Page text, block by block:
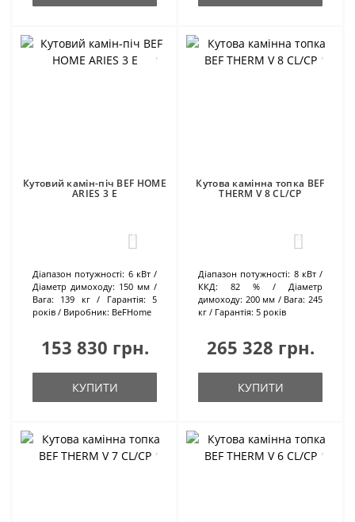
Кутовий камін-піч BEF HOME
ARIES 3 E
0
Діапазон потужності: 6 кВт
Діаметр димоходу: 150 мм
Вага:
139 кг Гарантія:
5
років
Виробник: BeFHome
153 830 грн.
КУПИТИ
Кутова камінна топка BEF
THERM V 8 CL/CP
0
Діапазон потужності: 8 кВт
ККД:
82 %
Діаметр
димоходу: 200 мм Вага: 245
кг
Гарантія: 5 років
265 328 грн.
КУПИТИ